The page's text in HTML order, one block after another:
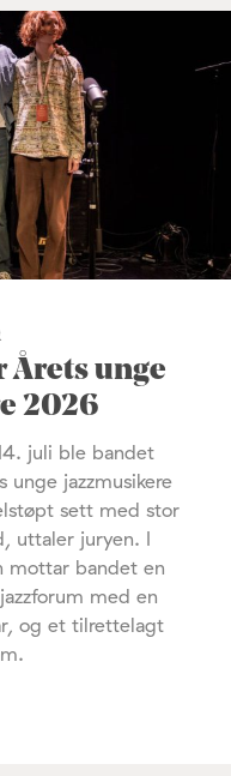
Årets unge
2026
juli ble bandet
unge jazzmusikere
sett med stor
uttaler juryen. I
bandet en
med en
og et tilrettelagt